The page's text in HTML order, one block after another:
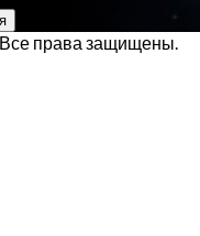
права защищены.